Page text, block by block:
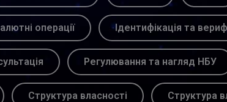
операції Ідентифікація та
Регулювання та нагляд НБУ
Структура власності Структура